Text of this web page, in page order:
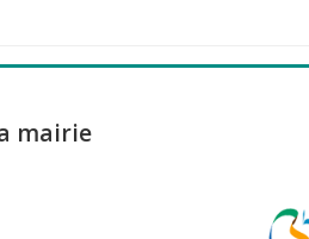
mairie